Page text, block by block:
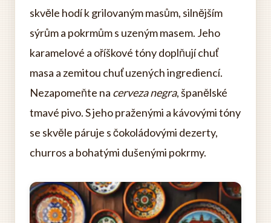
skvěle hodí k grilovaným masům, silnějším
sýrům a pokrmům s uzeným masem. Jeho
karamelové a oříškové tóny doplňují chuť
masa a zemitou chuť uzených ingrediencí.
Nezapomeňte na cerveza negra, španělské
tmavé pivo. S jeho praženými a kávovými tóny
se skvěle páruje s čokoládovými dezerty,
churros a bohatými dušenými pokrmy.